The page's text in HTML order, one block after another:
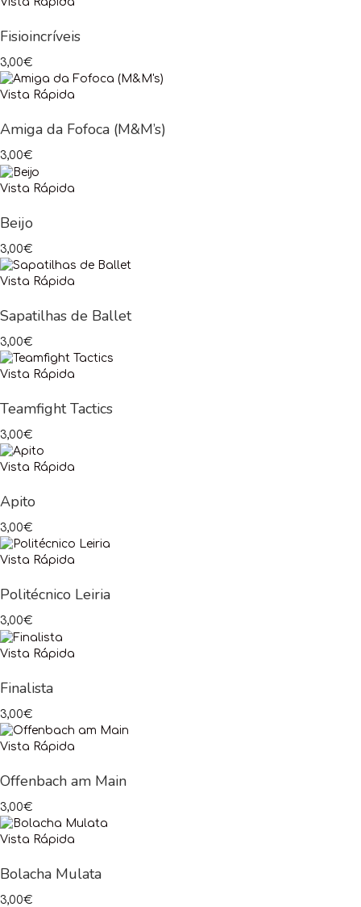
Fisioincríveis
3,00€
Vista Rápida
Amiga da Fofoca (M&M’s)
3,00€
Vista Rápida
Beijo
3,00€
Vista Rápida
Sapatilhas de Ballet
3,00€
Vista Rápida
Teamfight Tactics
3,00€
Vista Rápida
Apito
3,00€
Vista Rápida
Politécnico Leiria
3,00€
Vista Rápida
Finalista
3,00€
Vista Rápida
Offenbach am Main
3,00€
Vista Rápida
Bolacha Mulata
3,00€